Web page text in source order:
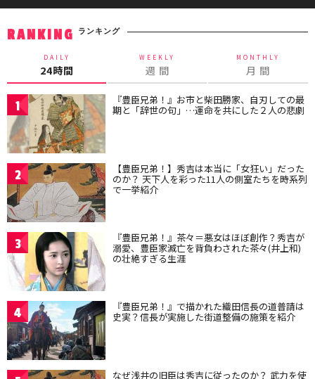
RANKING ランキング
DAILY
24時間
WEEKLY
週 間
MONTHLY
月 間
1 『豊臣兄弟！』お市と柴田勝家、自刃しての最
期と「辞世の句」…運命を共にした２人の悲劇
2 【豊臣兄弟！】秀吉は本当に「女狂い」だった
のか？ 天下人を彩った11人の側室たちを時系列
で一挙紹介
3 『豊臣兄弟！』茶々＝悪女はほぼ創作？秀吉が
溺愛、豊臣家滅亡を背負わされた茶々(井上和)
の壮絶すぎる生涯
4 『豊臣兄弟！』で描かれた織田信長の道普請は
史実？信長が実施した街道整備の施策を紹介
なぜ浅井の旧臣は秀吉に従ったのか？ 武力を使